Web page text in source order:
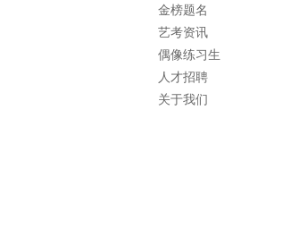
金榜题名
艺考资讯
偶像练习生
人才招聘
关于我们